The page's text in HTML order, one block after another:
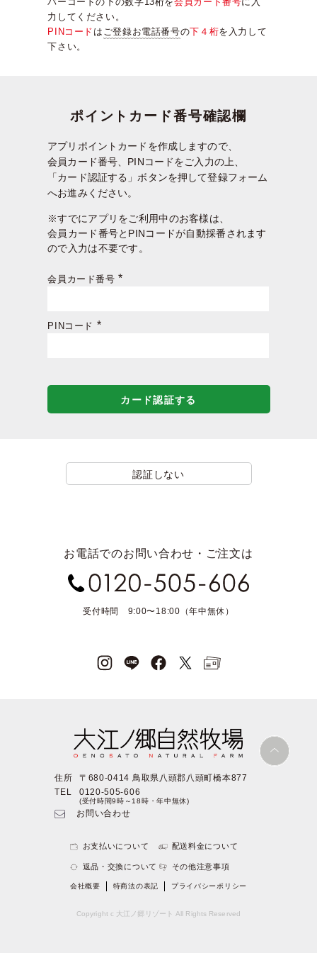
バーコードの下の数字13桁を会員カード番号に入
力してください。
PINコード は ご登録お電話番号の下４桁を入力して
下さい。
ポイントカード番号確認欄
アプリポイントカードを作成しますので、
会員カード番号、PINコードをご入力の上、
「カード認証する」ボタンを押して登録フォーム
へお進みください。
※すでにアプリをご利用中のお客様は、
会員カード番号とPINコードが自動採番されます
ので入力は不要です。
会員カード番号
PINコード
カード認証する
認証しない
お電話でのお問い合わせ・ご注文は
受付時間 9:00〜18:00（年中無休）
住所
〒680-0414 鳥取県八頭郡八頭町橋本877
TEL
0120-505-606
(受付時間9時～18時・年中無休)
お問い合わせ
お支払いについて 配送料金について
返品・交換について その他注意事項
会社概要 特商法の表記 プライバシーポリシー
Copyright c 大江ノ郷リゾート All Rights Reserved